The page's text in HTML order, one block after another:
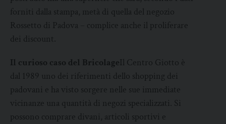
forniti dalla stampa, metà di quella del negozio
Rossetto di Padova – complice anche il proliferare
dei discount.
Il curioso caso del BricolageIl Centro Giotto è
dal 1989 uno dei riferimenti dello shopping dei
padovani e ha visto sorgere nelle sue immediate
vicinanze una quantità di negozi specializzati. Si
possono comprare divani, articoli sportivi e